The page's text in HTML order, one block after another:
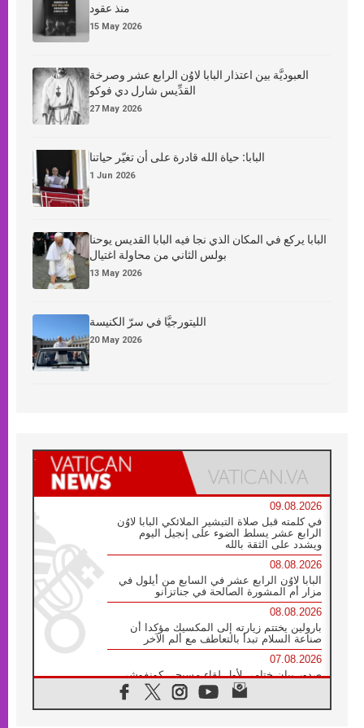
منذ عقود
15 May 2026
العبوديَّة بين اعتذار البابا لاوُن الرابع عشر وصرخة
القدِّيس شارل دي فوكو
27 May 2026
البابا: حياة الله قادرة على أن تغيّر حياتنا
1 Jun 2026
البابا يركع في المكان الذي نجا فيه البابا القديس يوحنا
بولس الثاني من محاولة اغتيال
13 May 2026
الليتورجيَّا في سرّ الكنيسة
20 May 2026
09.08.2026
في كلمته قبل صلاة التبشير الملائكي البابا لاوُن
الرابع عشر يسلط الضوء على إنجيل اليوم
ويشدد على الثقة بالله
08.08.2026
البابا لاوُن الرابع عشر في السابع من أيلول في
مزار أم المشورة الصالحة في جناتزانو
08.08.2026
بارولين يختتم زيارته إلى المكسيك مؤكدا أن
صناعة السلام تبدأ بالتعاطف مع ألم الآخر
07.08.2026
صدور بيان ختامي لأول لقاء مسيحي كونفوشي
بمشاركة الدائرة الفاتيكانية للحوار بين الأديان
07.08.2026